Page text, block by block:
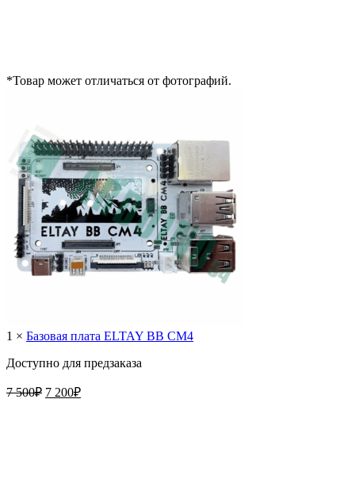
*Товар может отличаться от фотографий.
1 × Базовая плата ELTAY BB CM4
Доступно для предзаказа
7 500₽ Первоначальная
7 200₽Текущая